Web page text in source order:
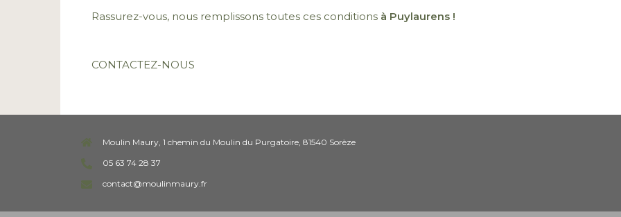
Rassurez-vous, nous remplissons toutes ces conditions à Puylaurens !
CONTACTEZ-NOUS
Moulin Maury, 1 chemin du Moulin du Purgatoire, 81540 Sorèze
05 63 74 28 37
contact@moulinmaury.fr